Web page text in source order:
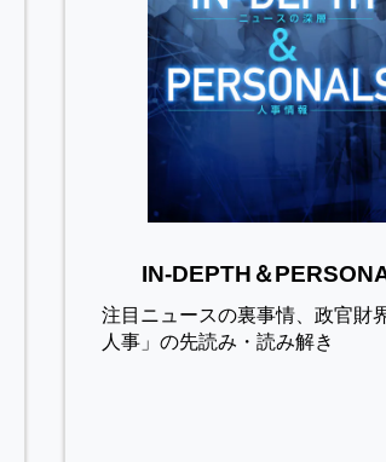
IN-DEPTH＆
注目ニュースの裏事情、政官財
人事」の先読み・読み解き